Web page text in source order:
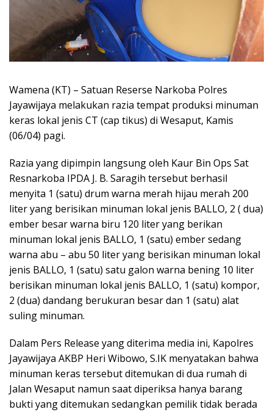
Wamena (KT) – Satuan Reserse Narkoba Polres
Jayawijaya melakukan razia tempat produksi minuman
keras lokal jenis CT (cap tikus) di Wesaput, Kamis
(06/04) pagi.
Razia yang dipimpin langsung oleh Kaur Bin Ops Sat
Resnarkoba IPDA J. B. Saragih tersebut berhasil
menyita 1 (satu) drum warna merah hijau merah 200
liter yang berisikan minuman lokal jenis BALLO, 2 ( dua)
ember besar warna biru 120 liter yang berikan
minuman lokal jenis BALLO, 1 (satu) ember sedang
warna abu – abu 50 liter yang berisikan minuman lokal
jenis BALLO, 1 (satu) satu galon warna bening 10 liter
berisikan minuman lokal jenis BALLO, 1 (satu) kompor,
2 (dua) dandang berukuran besar dan 1 (satu) alat
suling minuman.
Dalam Pers Release yang diterima media ini, Kapolres
Jayawijaya AKBP Heri Wibowo, S.IK menyatakan bahwa
minuman keras tersebut ditemukan di dua rumah di
Jalan Wesaput namun saat diperiksa hanya barang
bukti yang ditemukan sedangkan pemilik tidak berada